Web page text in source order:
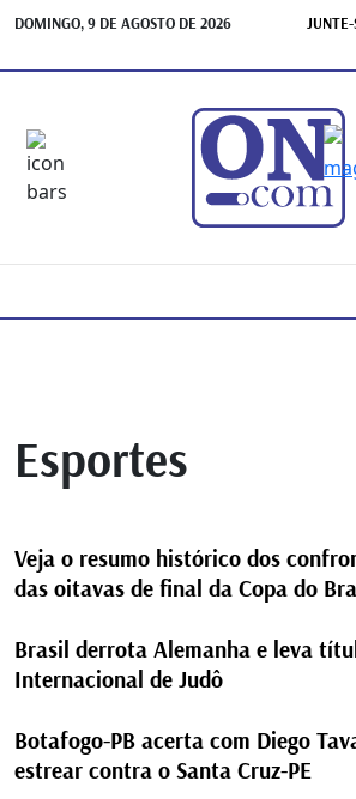
DOMINGO, 9 DE AGOSTO DE 2026
Esportes
Veja o resumo histórico dos
das oitavas de final da Copa do
Brasil derrota Alemanha e leva
Internacional de Judô
Botafogo-PB acerta com Diego
estrear contra o Santa Cruz-PE